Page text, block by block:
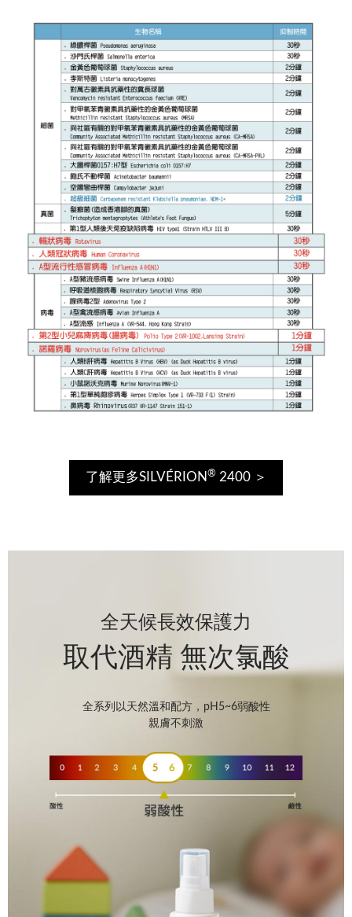
了解更多SILVÉRION ® 2400 ＞
全天候長效保護力
取代酒精 無次氯酸
全系列以天然溫和配方，pH5~6弱酸性
親膚不刺激